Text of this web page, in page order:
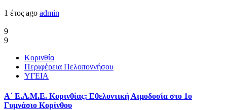
1 έτος ago admin
9
9
Κορινθία
Περιφέρεια Πελοποννήσου
ΥΓΕΙΑ
Α΄ Ε.Λ.Μ.Ε. Κορινθίας: Εθελοντική Αιμοδοσία στο 1ο
Γυμνάσιο Κορίνθου